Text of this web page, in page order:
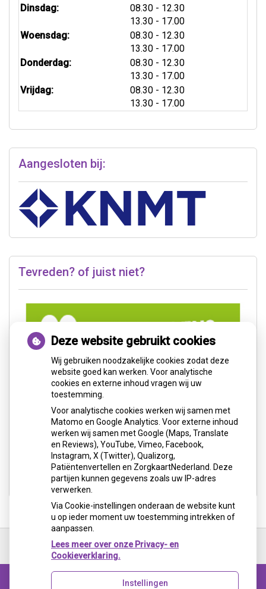
Dinsdag:
08.30 tot
- 12.30
13.30 tot
- 17.00
Woensdag:
08.30 tot
- 12.30
13.30 tot
- 17.00
Donderdag:
08.30 tot
- 12.30
13.30 tot
- 17.00
Vrijdag:
08.30 tot
- 12.30
13.30 tot
- 17.00
Aangesloten bij:
Tevreden? of juist niet?
de
Deze website gebruikt cookies
Wij gebruiken noodzakelijke cookies zodat deze
website goed kan werken. Voor analytische
cookies en externe inhoud vragen wij uw
toestemming.
Voor analytische cookies werken wij samen met
Matomo en Google Analytics. Voor externe inhoud
werken wij samen met Google (Maps, Translate
en Reviews), YouTube, Vimeo, Facebook,
Instagram, X (Twitter), Qualizorg,
Patiëntenvertellen en ZorgkaartNederland. Deze
partijen kunnen gegevens zoals uw IP-adres
verwerken.
Via Cookie-instellingen onderaan de website kunt
u op ieder moment uw toestemming intrekken of
aanpassen.
Lees meer over onze Privacy- en
Cookieverklaring.
Instellingen